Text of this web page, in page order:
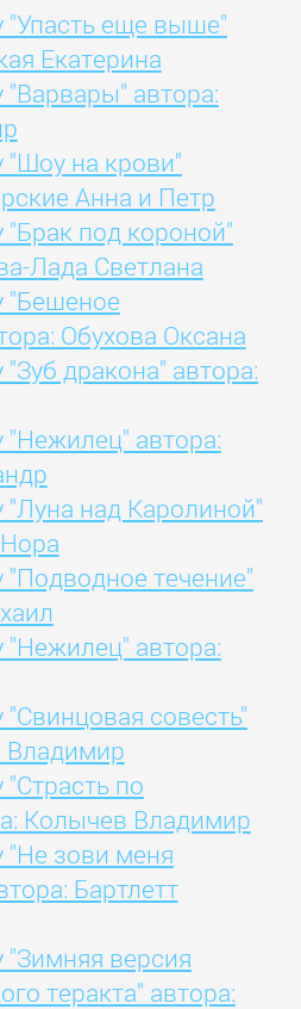
"Упасть еще выше"
Eкатерина
"Варвары" автора:
"Шоу на крови"
Анна и Петр
"Брак под короной"
Лада Светлана
"Бешеное
Обухова Оксана
"Зуб дракона" автора:
"Нежилец" автора:
"Луна над Каролиной"
"Подводное течение"
"Нежилец" автора:
"Свинцовая совесть"
Владимир
"Страсть по
Колычев Владимир
"Не зови меня
Бартлетт
"Зимняя версия
теракта" автора: